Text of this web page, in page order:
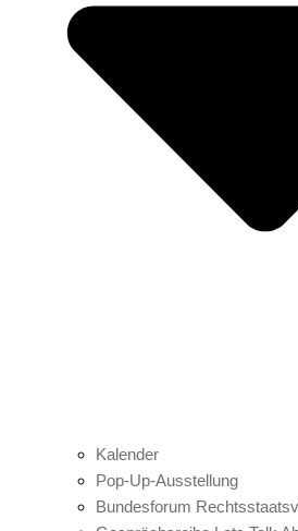
Kalender
Pop-Up-Ausstellung
Bundesforum